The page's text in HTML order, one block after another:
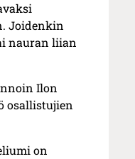
Joidenkin
nauran liian
Ilon
osallistujien
on